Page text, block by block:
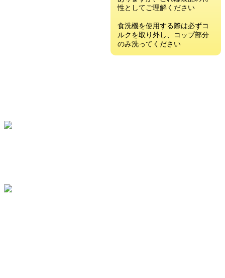
性としてご理解ください
食洗機を使用する際は必ずコ
ルクを取り外し、コップ部分
のみ洗ってください